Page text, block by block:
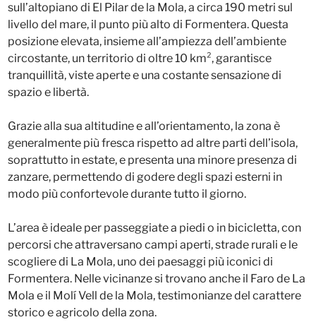
sull’altopiano di El Pilar de la Mola, a circa 190 metri sul
livello del mare, il punto più alto di Formentera. Questa
posizione elevata, insieme all’ampiezza dell’ambiente
circostante, un territorio di oltre 10 km², garantisce
tranquillità, viste aperte e una costante sensazione di
spazio e libertà.
Grazie alla sua altitudine e all’orientamento, la zona è
generalmente più fresca rispetto ad altre parti dell’isola,
soprattutto in estate, e presenta una minore presenza di
zanzare, permettendo di godere degli spazi esterni in
modo più confortevole durante tutto il giorno.
L’area è ideale per passeggiate a piedi o in bicicletta, con
percorsi che attraversano campi aperti, strade rurali e le
scogliere di La Mola, uno dei paesaggi più iconici di
Formentera. Nelle vicinanze si trovano anche il Faro de La
Mola e il Molí Vell de la Mola, testimonianze del carattere
storico e agricolo della zona.